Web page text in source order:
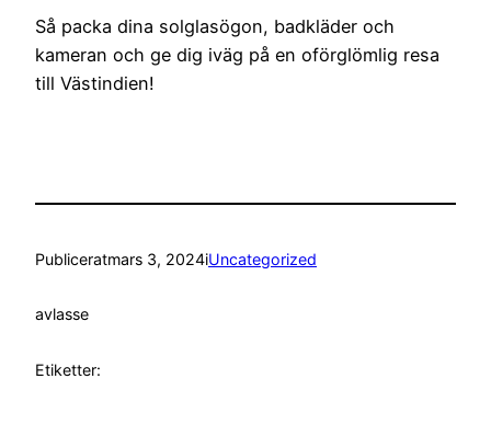
Så packa dina solglasögon, badkläder och
kameran och ge dig iväg på en oförglömlig resa
till Västindien!
Publiceratmars 3, 2024iUncategorized
avlasse
Etiketter: